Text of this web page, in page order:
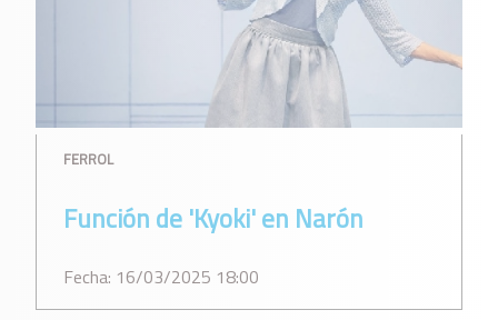
FERROL
Función de 'Kyoki' en Narón
Fecha: 16/03/2025 18:00